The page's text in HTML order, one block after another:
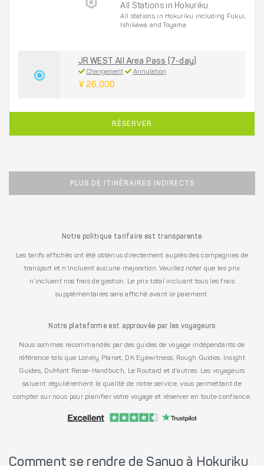
All Stations in Hokuriku
All stations in Hokuriku including Fukui,
Ishikawa and Toyama
JR WEST All Area Pass (7-day)
Changement Annulation
¥ 26,000
RÉSERVER
PLUS DE ITINÉRAIRES INDIRECTS
Notre politique tarifaire est transparente
Les tarifs affichés ont été obtenus directement auprès des compagnies de
transport et n’incluent aucune majoration. Veuillez noter que les prix
n’incluent nos frais de gestion. Le prix total incluant tous les frais
supplémentaires sera affiché avant le paiement.
Notre plateforme est approuvée par les voyageurs
Nous sommes recommandés par des guides de voyage indépendants de
référence tels que Lonely Planet, DK Eyewitness, Rough Guides, Insight
Guides, DuMont Reise-Handbuch, Le Routard et d’autres. Les voyageurs
saluent régulièrement la qualité de notre service, vous permettant de
compter sur nous pour planifier votre voyage et réserver en toute confiance.
Comment se rendre de Sanyo à Hokuriku